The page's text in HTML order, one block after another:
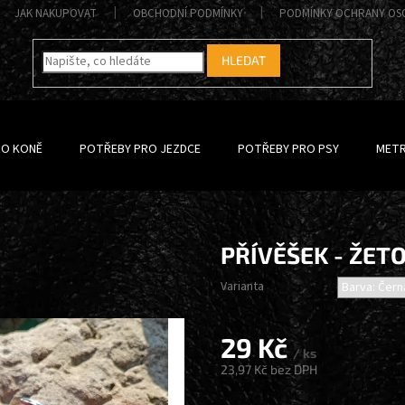
JAK NAKUPOVAT OBCHODNÍ PODMÍNKY PODMÍNKY OCHRANY
HLEDAT
KONĚ POTŘEBY PRO JEZDCE POTŘEBY PRO PSY
PŘÍVĚŠEK -
29 Kč/ ks
23,97 Kč bez DPH
Měrná
Varianta